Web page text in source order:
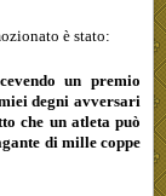
è stato:
un premio
degni avversari
che un atleta può
di mille coppe